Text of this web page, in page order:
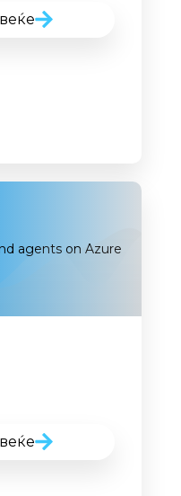
agents on Azure